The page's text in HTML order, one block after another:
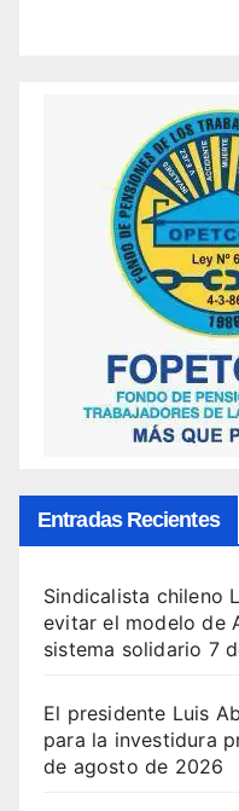
Entradas Recientes
Sindicalista chileno
evitar el modelo de
sistema solidario 7
El presidente Luis
para la investidura
de agosto de 2026